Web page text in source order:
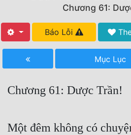
Tất Cả
Hoàn Thành
Chương 61:
Báo Lỗi
Mục Lục
Chương 61: Dược Trần!
Một đêm không có